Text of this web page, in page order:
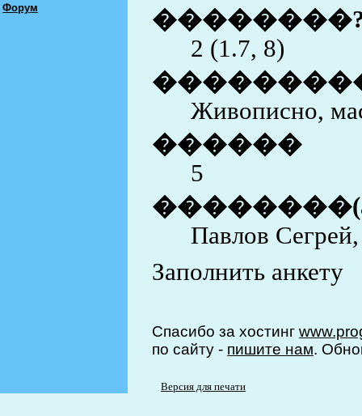
Форум
2 (1.7, 8)
Живописно,
������
5
Павлов
Заполнить анкету
Спасибо за хостинг
по сайту - пишите нам.
Версия для печати